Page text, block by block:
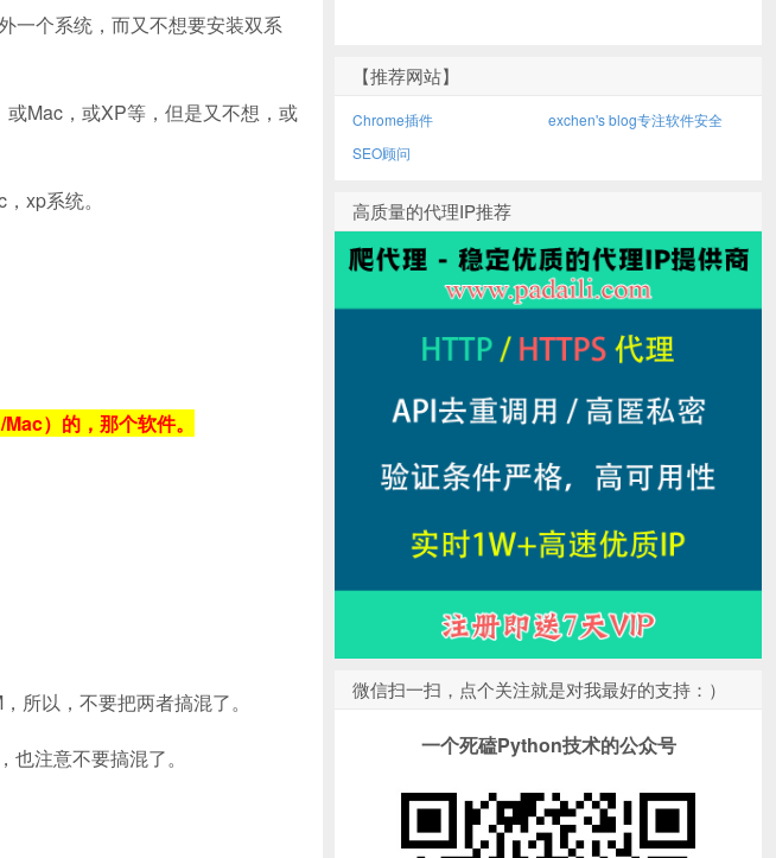
一个系统，而又不想要安装双系
Mac，或XP等，但是又不想，或
xp系统。
）的，那个软件。
所以，不要把两者搞混了。
注意不要搞混了。
【推荐网站】
Chrome插件
exchen's blog专注软件安全
SEO顾问
高质量的代理IP推荐
微信扫一扫，点个关注就是对我最好的支持：）
一个死磕Python技术的公众号